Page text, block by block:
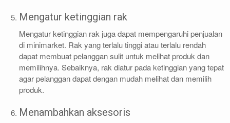
Mengatur ketinggian rak
Mengatur ketinggian rak juga dapat mempengaruhi penjualan
di minimarket. Rak yang terlalu tinggi atau terlalu rendah
dapat membuat pelanggan sulit untuk melihat produk dan
memilihnya. Sebaiknya, rak diatur pada ketinggian yang tepat
agar pelanggan dapat dengan mudah melihat dan memilih
produk.
Menambahkan aksesoris